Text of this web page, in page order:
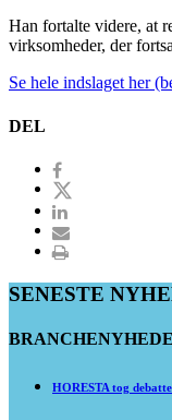
Han fortalte videre, at
virksomheder, der
Se hele indslaget her
DEL
SENESTE
HORESTA tog